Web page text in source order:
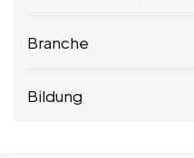
Branche
Bildung